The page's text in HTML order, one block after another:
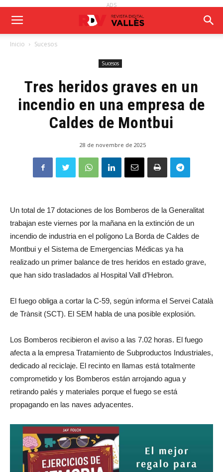
ADS
Inicio Sucesos
Sucesos
Tres heridos graves en un
incendio en una empresa de
Caldes de Montbui
28 de novembre de 2025
Un total de 17 dotaciones de los Bomberos de la Generalitat
trabajan este viernes por la mañana en la extinción de un
incendio de industria en el polígono La Borda de Caldes de
Montbui y el Sistema de Emergencias Médicas ya ha
realizado un primer balance de tres heridos en estado grave,
que han sido trasladados al Hospital Vall d’Hebron.
El fuego obliga a cortar la C-59, según informa el Servei Català
de Trànsit (SCT). El SEM habla de una posible explosión.
Los Bomberos recibieron el aviso a las 7.02 horas. El fuego
afecta a la empresa Tratamiento de Subproductos Industriales,
dedicado al reciclaje. El recinto en llamas está totalmente
comprometido y los Bomberos están arrojando agua y
retirando palés y materiales porque el fuego se está
propagando en las naves adyacentes.